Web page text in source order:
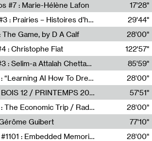
#7 : Marie-Hélène Lafon
Hélène Lafon
17'28"
Paysages animés #3 : Prairies – Histoires d’herbes et d’humains
29'44"
The Game, by D A Calf
28'00"
: Christophe Fiat
122'57"
Formule Magique #3 : Selim-a Attalah Chettaoui
a Attalah Chettaoui
85'59"
Radia Show #1103 : “Learning AI How To Dream” by Sebastian Dingens (Radio Campus Bruxelles)
28'00"
LA PYRAMIDE DE BOIS 12 / PRINTEMPS 2026
57'51"
Radia Show #1102 : The Economic Trip / Radio Grenouille
28'00"
Guibert
Guibert
77'10"
Radia Show Show #1101 : Embedded Memories by Jimmy Peggie / radioart106
28'00"